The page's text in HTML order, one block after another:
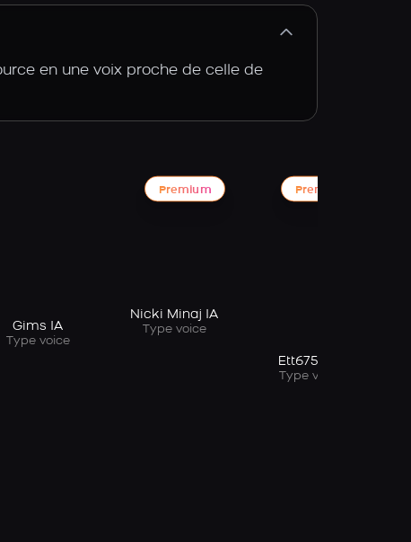
en une voix proche de celle de
Gims IA
Type voice
Premium
Nicki Minaj IA
Type voice
Premium
Ett6753 IA
Type voice